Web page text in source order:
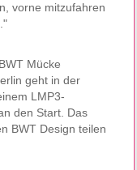
vorne mitzufahren
Mücke
geht in der
LMP3-
den Start. Das
BWT Design teilen